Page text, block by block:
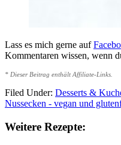
Lass es mich gerne auf
Kommentaren wissen, wenn
* Dieser Beitrag enthält Affiliate-Links.
Filed Under: Desserts &
Nussecken - vegan und
Weitere Rezepte: